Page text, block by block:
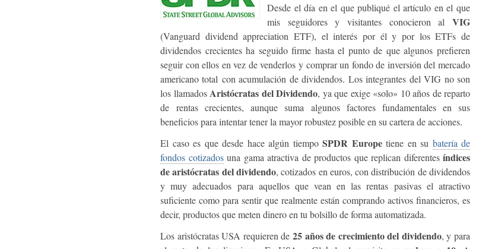
Desde el día en el que publiqué el artículo en el que
mis seguidores y visitantes conocieron al VIG
(Vanguard dividend appreciation ETF), el interés por él y por los ETFs de
dividendos crecientes ha seguido firme hasta el punto de que algunos prefieren
seguir con ellos en vez de venderlos y comprar un fondo de inversión del mercado
americano total con acumulación de dividendos. Los integrantes del VIG no son
los llamadosAristócratas del Dividendo, ya que exige «solo» 10 años de reparto
de rentas crecientes, aunque suma algunos factores fundamentales en sus
beneficios para intentar tener la mayor robustez posible en su cartera de acciones.
El caso es que desde hace algún tiempo SPDR Europetiene en su batería de
fondos cotizadosuna gama atractiva de productos que replican diferentes índices
de aristócratas del dividendo, cotizados en euros, con distribución de dividendos
y muy adecuados para aquellos que vean en las rentas pasivas el atractivo
suficiente como para sentir que realmente están comprando activos financieros, es
decir, productos que meten dinero en tu bolsillo de forma automatizada.
Los aristócratas USA requieren de 25 años de crecimiento del dividendo, y para